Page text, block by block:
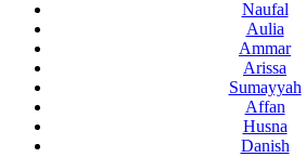
Naufal
Aulia
Ammar
Arissa
Sumayyah
Affan
Husna
Danish